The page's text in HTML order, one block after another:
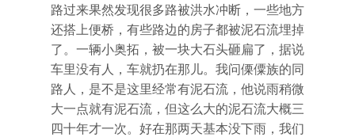
路过来果然发现很多路被洪水冲断，一些地方
还搭上便桥，有些路边的房子都被泥石流埋掉
了。一辆小奥拓，被一块大石头砸扁了，据说
车里没有人，车就扔在那儿。我问傈僳族的同
路人，是不是这里经常有泥石流，他说雨稍微
大一点就有泥石流，但这么大的泥石流大概三
四十年才一次。好在那两天基本没下雨，我们